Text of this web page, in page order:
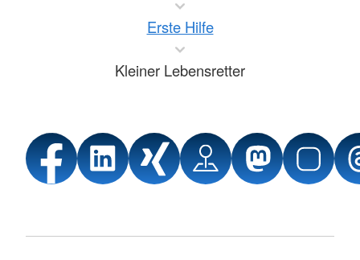
Erste Hilfe
Kleiner Lebensretter